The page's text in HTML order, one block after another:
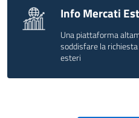
Info Mercati
Una piattaforma
soddisfare la
esteri